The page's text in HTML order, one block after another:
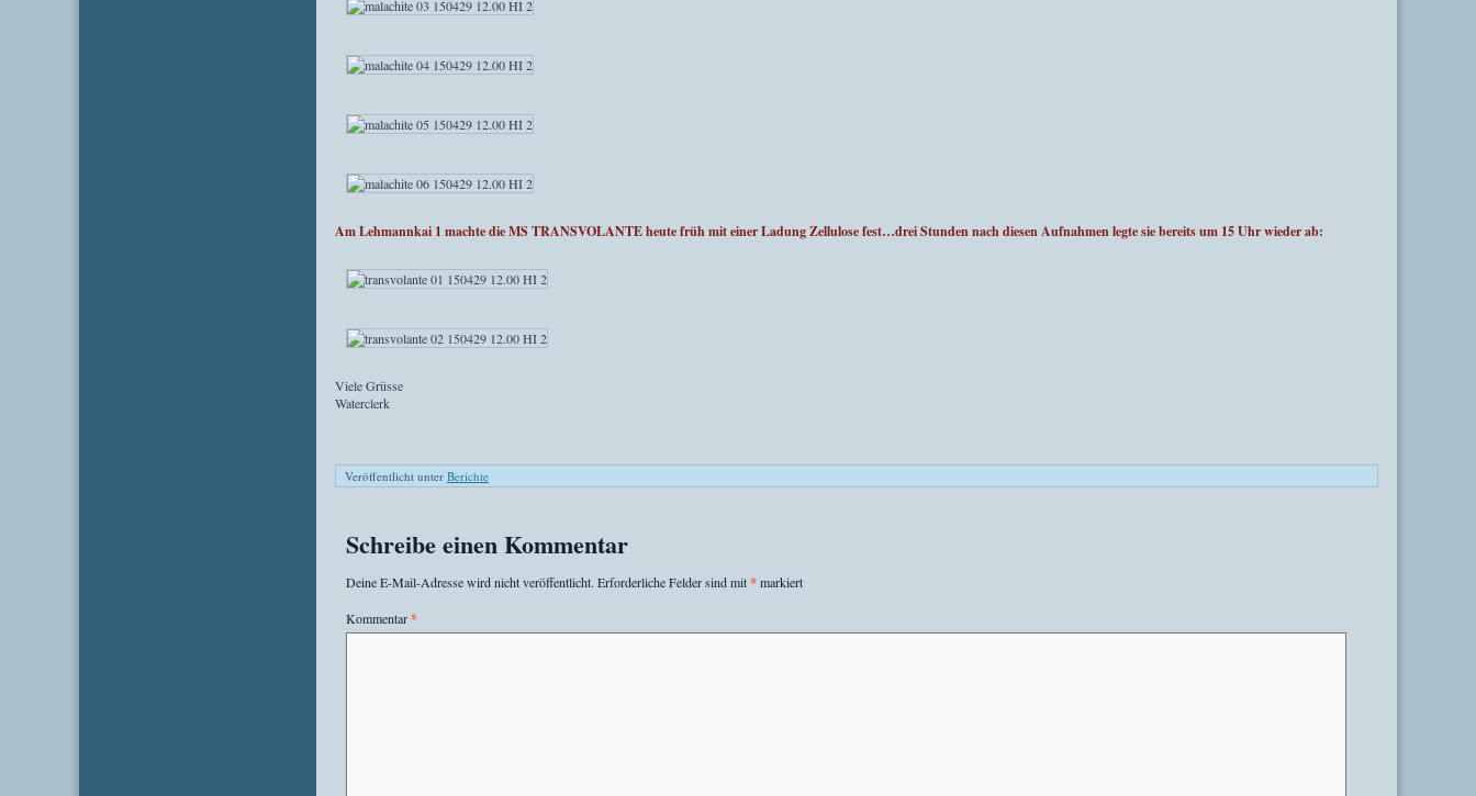
Am Lehmannkai 1 machte die MS TRANSVOLANTE heute früh mit einer Ladung Zellulose fest…drei Stunden nach diesen Aufnahmen legte sie bereits um 15 Uhr wieder ab:
Viele Grüsse
Waterclerk
Veröffentlicht unter Berichte
Schreibe einen Kommentar
Deine E-Mail-Adresse wird nicht veröffentlicht. Erforderliche Felder sind mit*markiert
Kommentar*